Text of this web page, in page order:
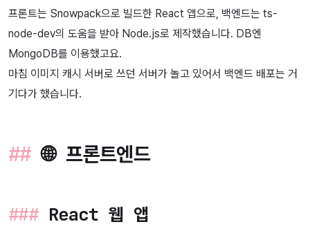
프론트는 Snowpack으로 빌드한 React 앱으로, 백엔드는 ts-
node-dev의 도움을 받아 Node.js로 제작했습니다. DB엔
MongoDB를 이용했고요.
마침 이미지 캐시 서버로 쓰던 서버가 놀고 있어서 백엔드 배포는 거
기다가 했습니다.
🌐 프론트엔드
React 웹 앱